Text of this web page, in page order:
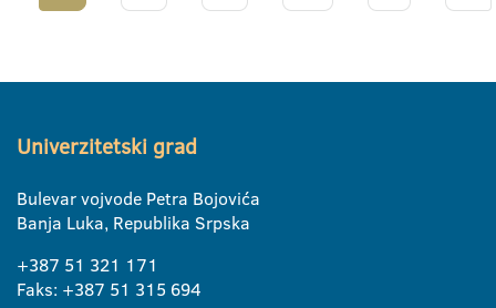
Univerzitetski grad
Bulevar vojvode Petra Bojovića
Banja Luka, Republika Srpska
+387 51 321 171
Faks: +387 51 315 694